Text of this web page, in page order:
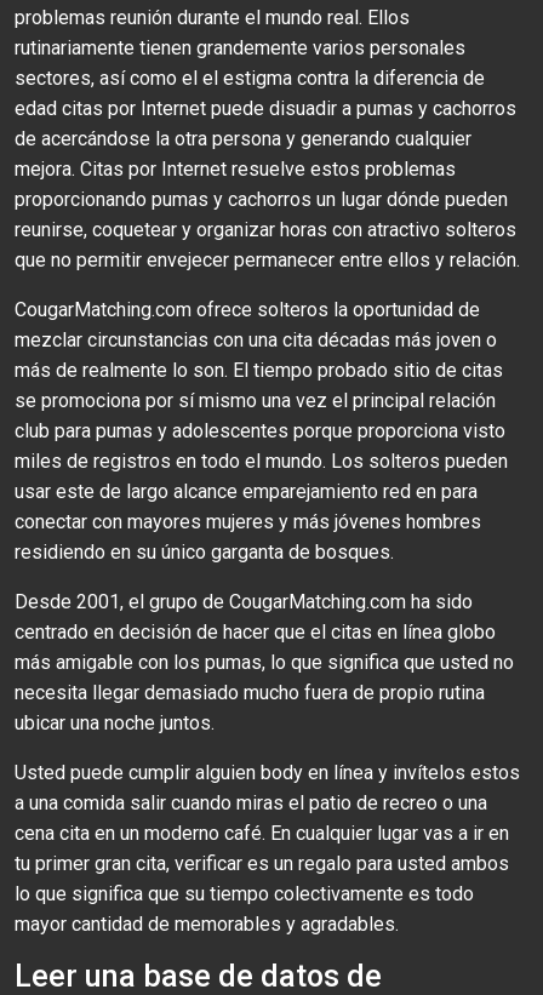
problemas reunión durante el mundo real. Ellos
rutinariamente tienen grandemente varios personales
sectores, así como el el estigma contra la diferencia de
edad citas por Internet puede disuadir a pumas y cachorros
de acercándose la otra persona y generando cualquier
mejora. Citas por Internet resuelve estos problemas
proporcionando pumas y cachorros un lugar dónde pueden
reunirse, coquetear y organizar horas con atractivo solteros
que no permitir envejecer permanecer entre ellos y relación.
CougarMatching.com ofrece solteros la oportunidad de
mezclar circunstancias con una cita décadas más joven o
más de realmente lo son. El tiempo probado sitio de citas
se promociona por sí mismo una vez el principal relación
club para pumas y adolescentes porque proporciona visto
miles de registros en todo el mundo. Los solteros pueden
usar este de largo alcance emparejamiento red en para
conectar con mayores mujeres y más jóvenes hombres
residiendo en su único garganta de bosques.
Desde 2001, el grupo de CougarMatching.com ha sido
centrado en decisión de hacer que el citas en línea globo
más amigable con los pumas, lo que significa que usted no
necesita llegar demasiado mucho fuera de propio rutina
ubicar una noche juntos.
Usted puede cumplir alguien body en línea y invítelos estos
a una comida salir cuando miras el patio de recreo o una
cena cita en un moderno café. En cualquier lugar vas a ir en
tu primer gran cita, verificar es un regalo para usted ambos
lo que significa que su tiempo colectivamente es todo
mayor cantidad de memorables y agradables.
Leer una base de datos de